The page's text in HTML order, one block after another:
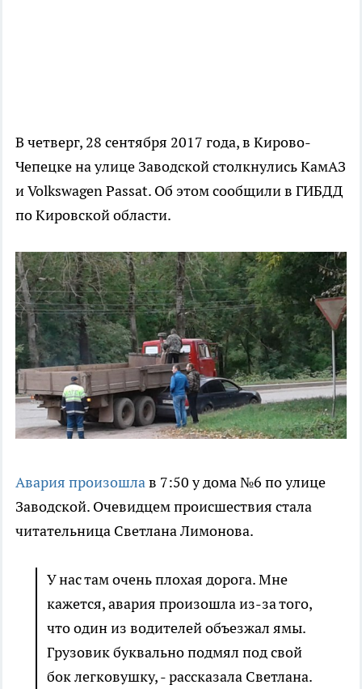
В четверг, 28 сентября 2017 года, в Кирово-
Чепецке на улице Заводской столкнулись КамАЗ
и Volkswagen Passat. Об этом сообщили в ГИБДД
по Кировской области.
Авария произошлав 7:50 у дома №6 по улице
Заводской. Очевидцем происшествия стала
читательница Светлана Лимонова.
У нас там очень плохая дорога. Мне
кажется, авария произошла из-за того,
что один из водителей объезжал ямы.
Грузовик буквально подмял под свой
бок легковушку, - рассказала Светлана.